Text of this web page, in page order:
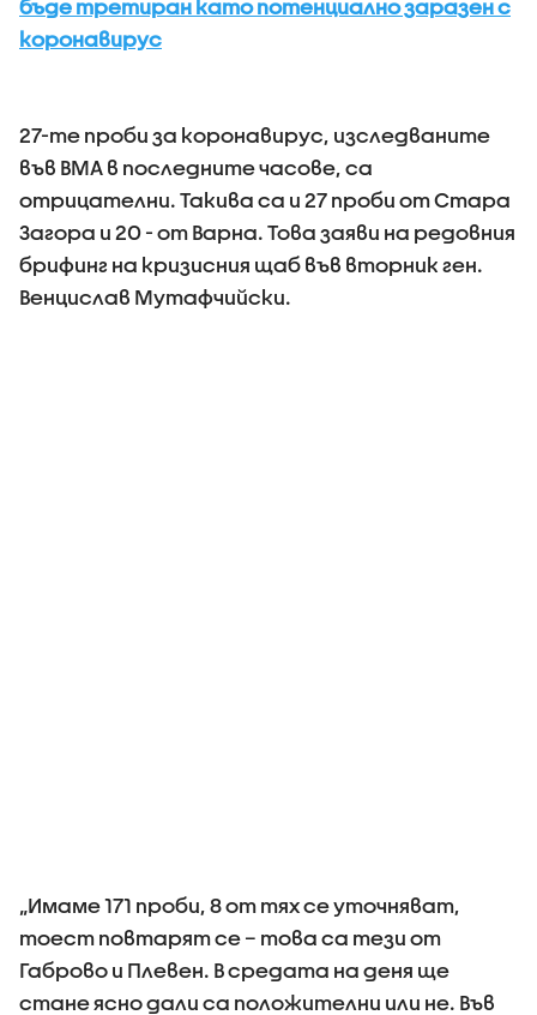
бъде третиран като потенциално заразен с
коронавирус
27-те проби за коронавирус, изследваните
във ВМА в последните часове, са
отрицателни. Такива са и 27 проби от Стара
Загора и 20 - от Варна. Това заяви на редовния
брифинг на кризисния щаб във вторник ген.
Венцислав Мутафчийски.
„Имаме 171 проби, 8 от тях се уточняват,
тоест повтарят се – това са тези от
Габрово и Плевен. В средата на деня ще
стане ясно дали са положителни или не. Във